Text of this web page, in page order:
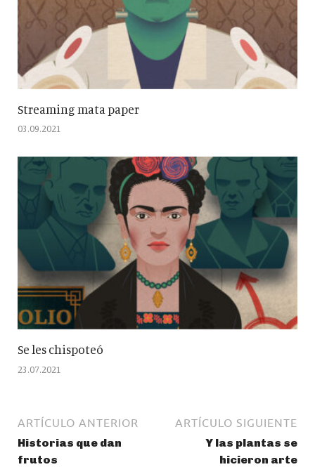
Streaming mata paper
03.09.2021
Se les chispoteó
23.07.2021
ARTÍCULO ANTERIOR
Historias que dan
frutos
ARTÍCULO SIGUIENTE
Y las plantas se
hicieron arte